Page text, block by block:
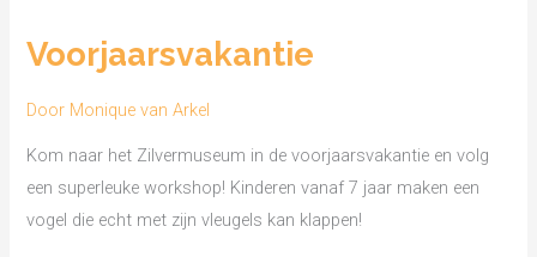
Voorjaarsvakantie
Door Monique van Arkel
Kom naar het Zilvermuseum in de voorjaarsvakantie en volg
een superleuke workshop! Kinderen vanaf 7 jaar maken een
vogel die echt met zijn vleugels kan klappen!